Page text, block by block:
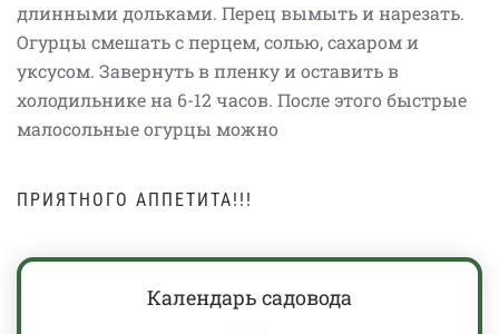
длинными дольками. Перец вымыть и нарезать.
Огурцы смешать с перцем, солью, сахаром и
уксусом. Завернуть в пленку и оставить в
холодильнике на 6-12 часов. После этого быстрые
малосольные огурцы можно
ПРИЯТНОГО АППЕТИТА!!!
Календарь садовода